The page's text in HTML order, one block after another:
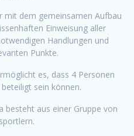
mit dem gemeinsamen Aufbau
Einweisung aller
Handlungen und
Punkte.
es, dass 4 Personen
sein können.
besteht aus einer Gruppe von